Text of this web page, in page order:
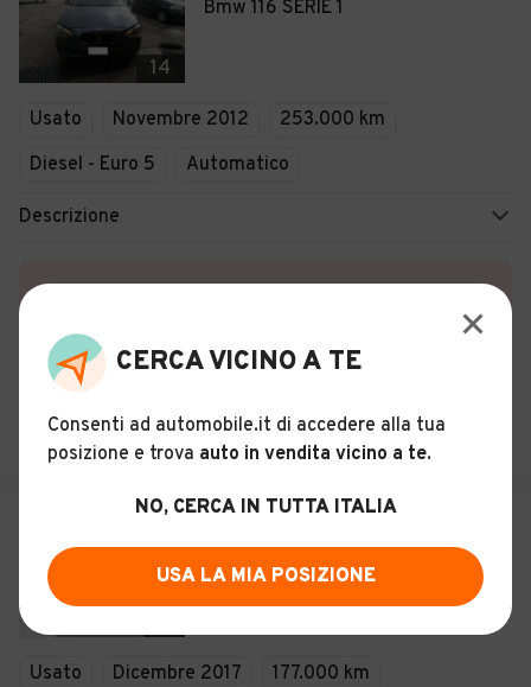
14
Bmw 116 SERIE 1
Usato Novembre 2012
253.000 km
Diesel - Euro 5
Automatico
Descrizione
Torre del Greco (NA)
Bmw 116d M Sport
Usato Dicembre 2017
177.000 km
CERCA VICINO A TE
Consenti ad automobile.it di accedere alla tua
posizione e trova auto in vendita vicino a te.
NO, CERCA IN TUTTA ITALIA
USA LA MIA POSIZIONE